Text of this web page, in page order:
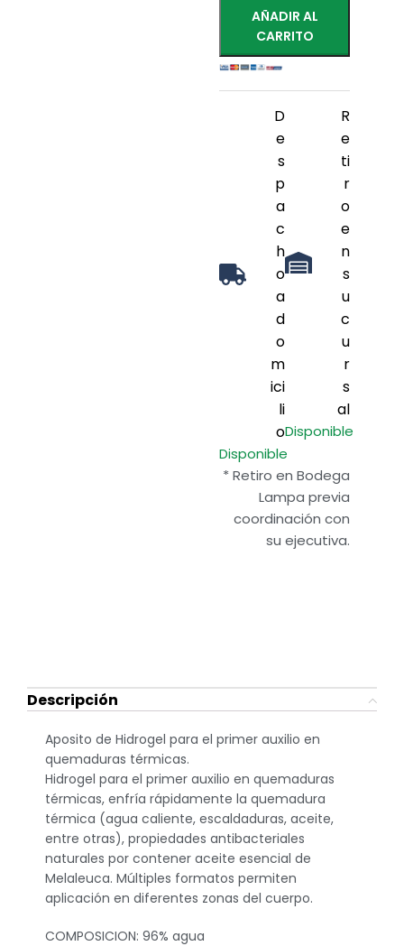
AÑADIR AL
CARRITO
D
e
s
p
a
c
h
o
a
d
o
m
ici
li
o
Disponible
R
e
ti
r
o
e
n
s
u
c
u
r
s
al
Disponible
* Retiro en Bodega
Lampa previa
coordinación con
su ejecutiva.
Descripción
Aposito de Hidrogel para el primer auxilio en
quemaduras térmicas.
Hidrogel para el primer auxilio en quemaduras
térmicas, enfría rápidamente la quemadura
térmica (agua caliente, escaldaduras, aceite,
entre otras), propiedades antibacteriales
naturales por contener aceite esencial de
Melaleuca. Múltiples formatos permiten
aplicación en diferentes zonas del cuerpo.
COMPOSICION: 96% agua